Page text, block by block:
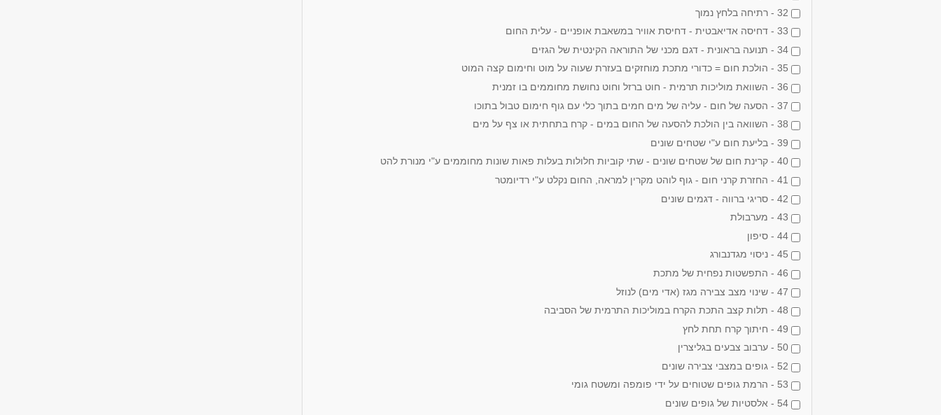
32 - רתיחה בלחץ נמוך
33 - דחיסה אדיאבטית - דחיסת אוויר במשאבת אופניים - עלית החום
34 - תנועה בראונית - דגם מכני של התוראה הקינטית של הגזים
35 - הולכת חום = כדורי מתכת מוחזקים בעזרת שעוה על מוט וחימום קצה המוט
36 - השוואת מוליכות תרמית - חוט ברזל וחוט נחושת מחוממים בו זמנית
37 - הסעה של חום - עליה של מים חמים בתוך כלי עם גוף חימום טבול בתוכו
38 - השוואה בין הולכת להסעה של החום במים - קרח בתחתית או צף על מים
39 - בליעת חום ע"י שטחים שונים
40 - קרינת חום של שטחים שונים - שתי קוביות חלולות בעלות פאות שונות מחוממים ע"י מנורת להט
41 - החזרת קרני חום - גוף לוהט מקרין למראה, החום נקלט ע"י רדיומטר
42 - סריגי ברווה - דגמים שונים
43 - מערבולת
44 - סיפון
45 - ניסוי מגדנבורג
46 - התפשטות נפחית של מתכת
47 - שינוי מצב צבירה מגז (אדי מים) לנוזל
48 - תלות קצב התכת הקרח במוליכות התרמית של הסביבה
49 - חיתוך קרח תחת לחץ
50 - ערבוב צבעים בגליצרין
52 - גופים במצבי צבירה שונים
53 - הרמת גופים שטוחים על ידי פומפה ומשטח גומי
54 - אלסטיות של גופים שונים